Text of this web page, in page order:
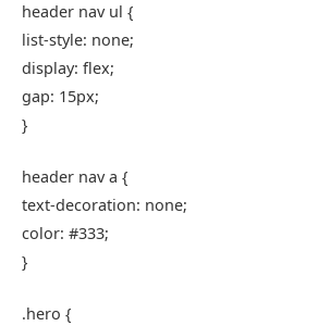
header nav ul {
list-style: none;
display: flex;
gap: 15px;
}
header nav a {
text-decoration: none;
color: #333;
}
.hero {